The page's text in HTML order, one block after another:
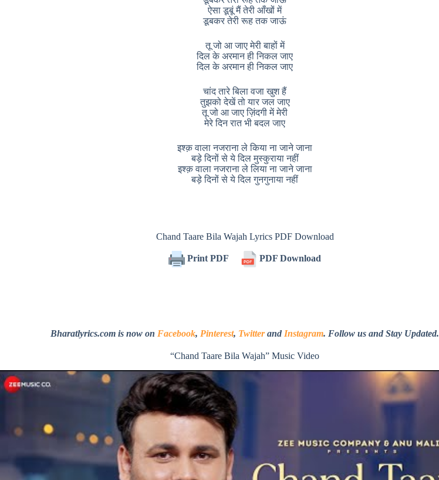
ऐसा डूबूं मैं तेरी आँखों में
डूबकर तेरी रूह तक जाऊं
तू जो आ जाए मेरी बाहों में
दिल के अरमान ही निकल जाए
दिल के अरमान ही निकल जाए
चांद तारे बिला वजा खुश हैं
तुझको देखें तो यार जल जाए
तू जो आ जाए ज़िंदगी में मेरी
मेरे दिन रात भी बदल जाए
इश्क़ वाला नजराना ले किया ना जाने जाना
बड़े दिनों से ये दिल मुस्कुराया नहीं
इश्क़ वाला नजराना ले लिया ना जाने जाना
बड़े दिनों से ये दिल गुनगुनाया नहीं
Chand Taare Bila Wajah Lyrics PDF Download
Print PDF PDF Download
Bharatlyrics.com is now on Facebook, Pinterest, Twitterand Instagram. Follow us and Stay Updated.
“Chand Taare Bila Wajah” Music Video